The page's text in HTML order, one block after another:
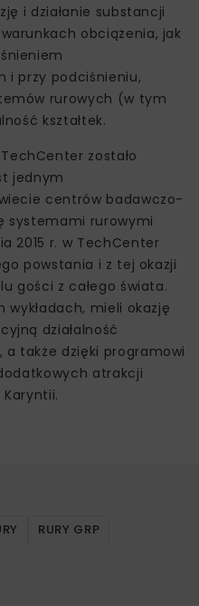
i działanie substancji
obciążenia, jak
i przy podciśnieniu,
rurowych (w tym
kształtek.
zostało
jednym
centrów badawczo-
systemami rurowymi
2015 r. w TechCenter
powstania i z tej okazji
gości z całego świata.
wykładach, mieli okazję
działalność
a także dzięki programowi
atrakcji
RURY GRP